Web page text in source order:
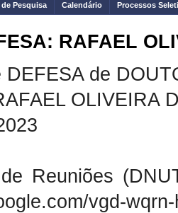
Pesquisa Calendário Processos
RAFAEL
DEFESA de
OLIVEIRA
Reuniões
vgd-